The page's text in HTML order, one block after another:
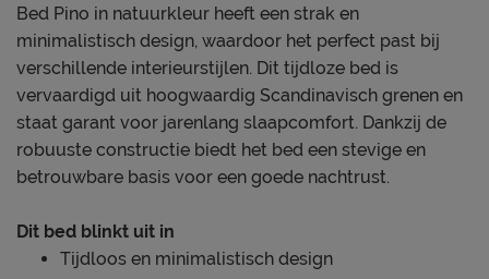
Bed Pino in natuurkleur heeft een strak en
minimalistisch design, waardoor het perfect past bij
verschillende interieurstijlen. Dit tijdloze bed is
vervaardigd uit hoogwaardig Scandinavisch grenen en
staat garant voor jarenlang slaapcomfort. Dankzij de
robuuste constructie biedt het bed een stevige en
betrouwbare basis voor een goede nachtrust.
Dit bed blinkt uit in
Tijdloos en minimalistisch design